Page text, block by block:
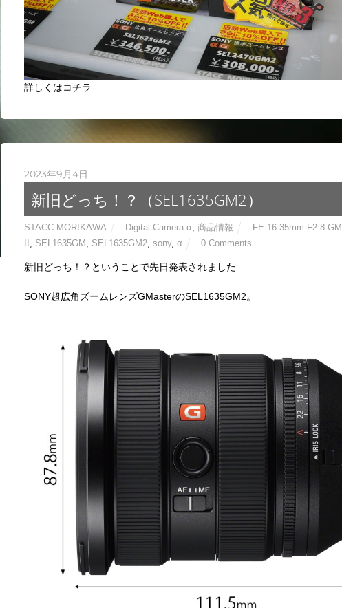
詳しくはコチラ
2023年9月4日
新旧どっち！？（SEL1635GM2）
STACC MORIKAWA Digital Camera α ,商品情報 FE 16-35mm F2.8 GM
II
SEL1635GM SEL1635GM2 sony, α 0 Comments
新旧どっち！？ということで先日発表されました
SONY超広角ズームレンズGMasterのSEL1635GM2。